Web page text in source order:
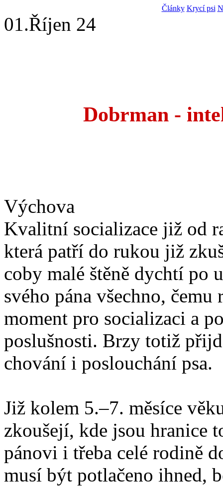
Články Krycí psi
01.Říjen 24
Dobrman -
Výchova
Kvalitní socializace již od
která patří do rukou již
coby malé štěně dychtí po
svého pána všechno,
moment pro socializaci a
poslušnosti. Brzy totiž
chování i poslouchání psa.
Již kolem 5.–7. měsíce
zkoušejí, kde jsou hranice
pánovi i třeba celé rodině
musí být potlačeno ihned,